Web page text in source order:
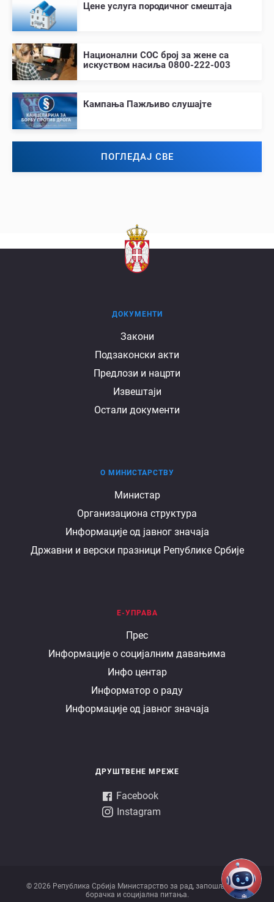
Цене услуга породичног смештаја
Национални СОС број за жене са
искуством насиља 0800-222-003
Кампања Пажљиво слушајте
ПОГЛЕДАЈ СВЕ
ДОКУМЕНТИ
Закони
Подзаконски акти
Предлози и нацрти
Извештаји
Остали документи
министарству
О МИНИСТАРСТВУ
Министар
Организациона структура
Информације од јавног значаја
Државни и верски празници Републике Србије
Е-УПРАВА
Прес
Информације о социјалним давањима
Инфо центар
Информатор о раду
Информације од јавног значаја
ДРУШТВЕНЕ МРЕЖЕ
Facebook
Instagram
© 2026 Републикa Србијa Министарство за рад, запошљавање,
борачка и социјална питања.